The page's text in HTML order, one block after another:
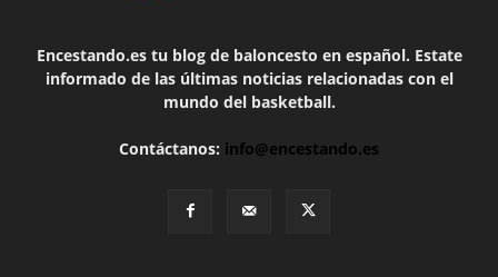
Encestando.es tu blog de baloncesto en español. Estate
informado de las últimas noticias relacionadas con el
mundo del basketball.
Contáctanos: info@encestando.es